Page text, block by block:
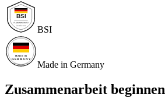
BSI
Made in Germany
Zusammenarbeit beginnen